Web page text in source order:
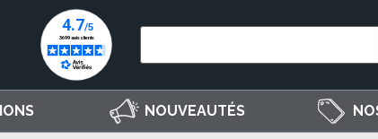
NOUVEAUTÉS